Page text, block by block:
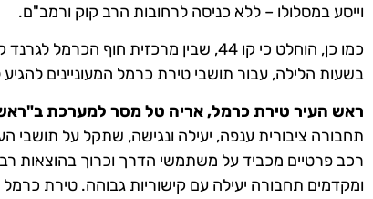
וייסע במסלולו – ללא כניסה לרחובות הרב קוק ורמב"ם.
כמו כן, הוחלט כי קו 44, שבין מרכזית חוף
בשעות הלילה, עבור תושבי טירת כרמל המעוניינים
ראש העיר טירת כרמל, אריה טל מסר למערכת
תחבורה ציבורית ענפה, יעילה ונגישה, שתקל על תושבי
רכב פרטיים מכביד על משתמשי הדרך וכרוך בהוצאות
ומקדמים תחבורה יעילה עם קישוריות גבוהה. טירת כרמל